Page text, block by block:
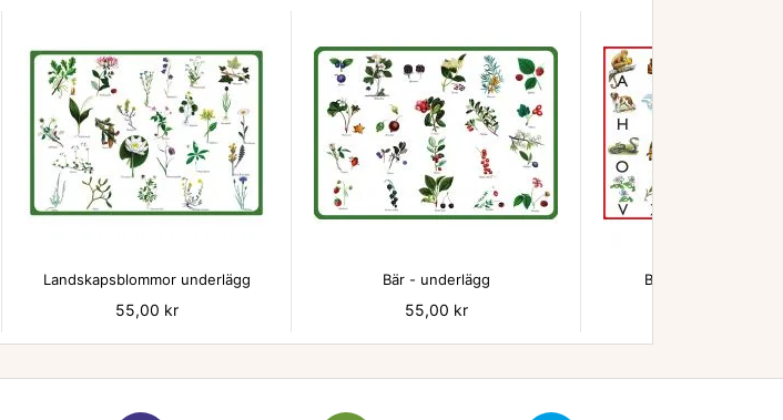
Landskapsblommor underlägg
Pris
55,00 kr

Bär - underlägg
Pris
55,00 kr
Beskow ABC